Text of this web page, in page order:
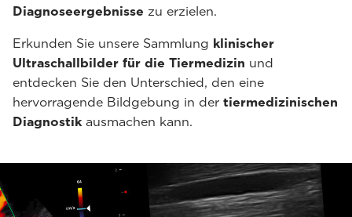
Diagnoseergebnisse zu erzielen.
Erkunden Sie unsere Sammlung klinischer
Ultraschallbilder für die Tiermedizin und
entdecken Sie den Unterschied, den eine
hervorragende Bildgebung in der tiermedizinischen
Diagnostikausmachen kann.